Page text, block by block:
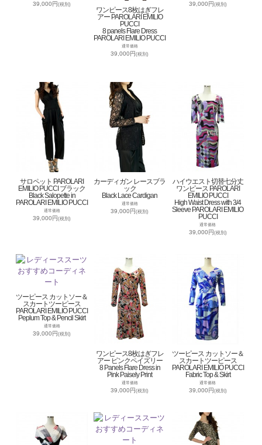
39,000円(税別)
ワンピース8枚はぎフレ
アー PAROLARI EMILIO
PUCCI
8 panels Flare Dress
PAROLARI EMILIO PUCCI
通常価格
39,000円(税別)
39,000円 (税別)
サロペット PAROLARI
EMILIO PUCCI ブラック
Black Salopette in
PAROLARI EMILIO PUCCI
通常価格
39,000円(税別)
カーディガン レースブラ
ック
Black Lace Cardigan
通常価格
39,000円(税別)
ハイウエスト切替七分丈
ワンピース PAROLARI
EMILIO PUCCI
High Waist Dress with 3/4
Sleeve PAROLARI EMILIO
PUCCI
通常価格
39,000円(税別)
ツーピース カットソー＆
スカートツーピース
PAROLARI EMILIO PUCCI
Peplum Top & Pencil Skirt
通常価格
39,000円(税別)
ワンピース8枚はぎフレ
アー ピンクペイズリー
8 Panels Flare Dress in
Pink Paisely Print
通常価格
39,000円(税別)
ツーピース カットソー＆
スカートツーピース
PAROLARI EMILIO PUCCI
Fabric Top & Skirt
通常価格
39,000円(税別)